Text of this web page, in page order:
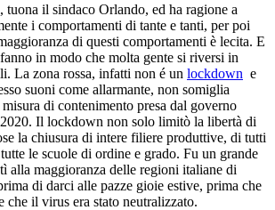
tuona il sindaco Orlando, ed ha ragione a
i comportamenti di tante e tanti, per poi
di questi comportamenti è lecita. E
in modo che molta gente si riversi in
La zona rossa, infatti non é un lockdown e
suoni come allarmante, non somiglia
di contenimento presa dal governo
Il lockdown non solo limitò la libertà di
la chiusura di intere filiere produttive, di tutti
le scuole di ordine e grado. Fu un grande
alla maggioranza delle regioni italiane di
di darci alle pazze gioie estive, prima che
che il virus era stato neutralizzato.